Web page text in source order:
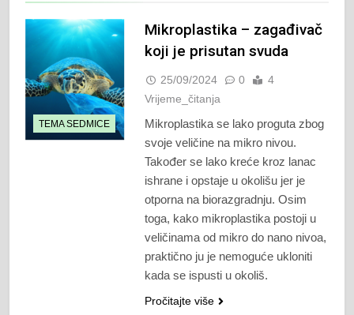
TEMA SEDMICE
Mikroplastika – zagađivač
koji je prisutan svuda
25/09/2024 0
4
Vrijeme_čitanja
Mikroplastika se lako proguta zbog
svoje veličine na mikro nivou.
Također se lako kreće kroz lanac
ishrane i opstaje u okolišu jer je
otporna na biorazgradnju. Osim
toga, kako mikroplastika postoji u
veličinama od mikro do nano nivoa,
praktično ju je nemoguće ukloniti
kada se ispusti u okoliš.
Pročitajte više